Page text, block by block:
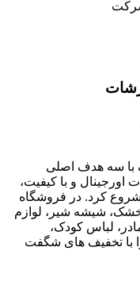
با سه هدف اصلی
و با کیفیت،
کرد. در فروشگاه
خشک، شیشه شیر، لوازم
لباس کودک،
با تخفیف های شگفت